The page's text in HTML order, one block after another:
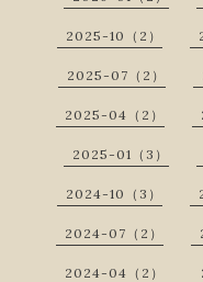
2025-10（2）
2025-07（2）
2025-04（2）
2025-01（3）
2024-10（3）
2024-07（2）
2024-04（2）